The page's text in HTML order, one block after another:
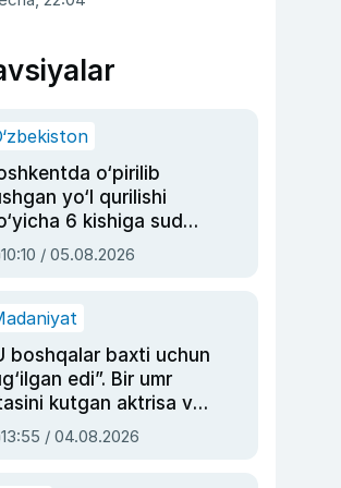
o‘pirilib
yo‘l qurilishi
6 kishiga sud
o‘qildi
10:10 / 05.08.2026
boshqalar baxti uchun
edi”. Bir umr
kutgan aktrisa va
ustasi Rimma
13:55 / 04.08.2026